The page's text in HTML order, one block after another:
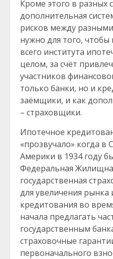
Кроме этого в разных
дополнительная
рисков между
нужно для того,
всего института
целом, за счёт
участников
только банки, но и
заёмщики, и как
– страховщики.
Ипотечное
«прозвучало» когда
Америки в 1934 году
Федеральная
государственная
для увеличения рынка
кредитования во
начала предлагать
государственным
страховочные
первоначального